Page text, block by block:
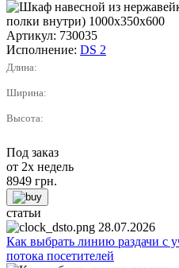
Артикул: 730035
Исполнение: DS 2
Длина:
Ширина:
Высота:
Под заказ
от 2х недель
8949 грн.
статьи
28.07.2026
Как выбрать линию раздачи с
потока посетителей